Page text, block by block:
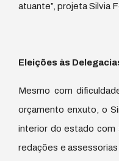
atuante”, projeta Silvia
Eleições às
Mesmo com
orçamento enxuto, o
interior do estado com
redações e